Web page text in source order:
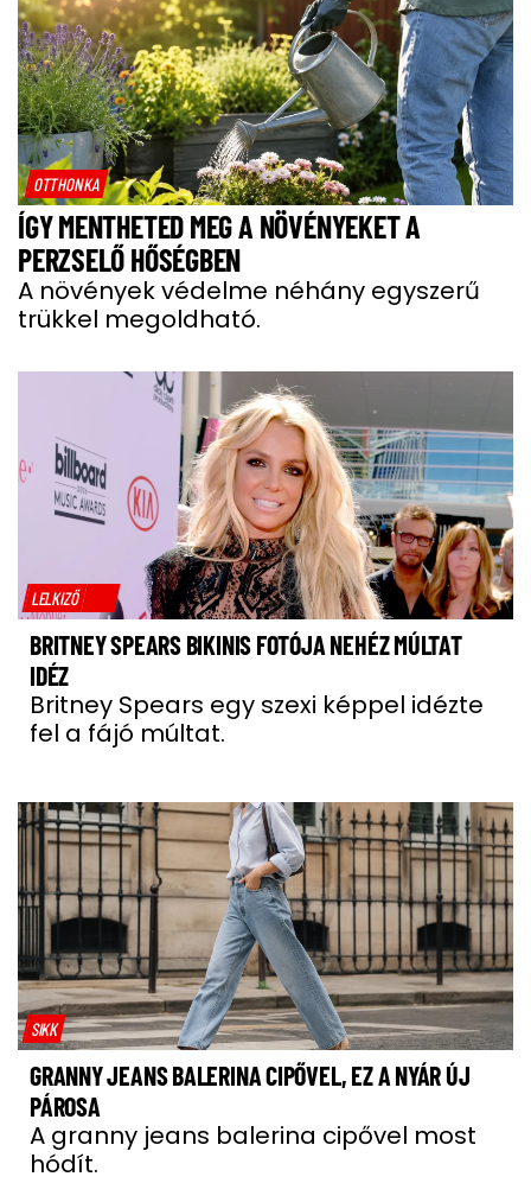
OTTHONKA
ÍGY MENTHETED MEG A NÖVÉNYEKET A
PERZSELŐ HŐSÉGBEN
A növények védelme néhány egyszerű
trükkel megoldható.
LELKIZŐ
BRITNEY SPEARS BIKINIS FOTÓJA NEHÉZ MÚLTAT
IDÉZ
Britney Spears egy szexi képpel idézte
fel a fájó múltat.
SIKK
GRANNY JEANS BALERINA CIPŐVEL, EZ A NYÁR ÚJ
PÁROSA
A granny jeans balerina cipővel most
hódít.